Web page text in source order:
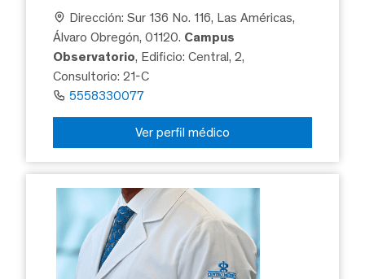
Dirección: Sur 136 No. 116, Las Américas,
Álvaro Obregón, 01120. Campus
Observatorio, Edificio: Central, 2,
Consultorio: 21-C
5558330077
Ver perfil médico